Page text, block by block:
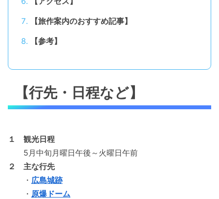
【旅作案内のおすすめ記事】
【参考】
【行先・日程など】
１ 観光日程
5月中旬月曜日午後～火曜日午前
２ 主な行先
・ 広島城跡
・ 原爆ドーム